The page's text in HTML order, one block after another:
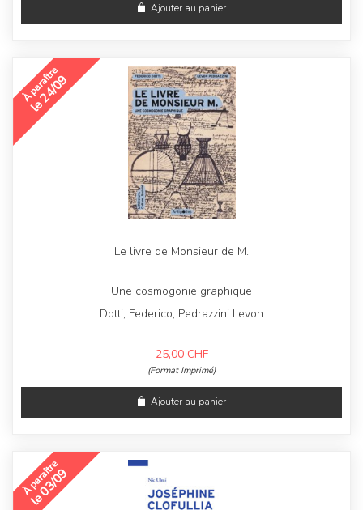
Ajouter au panier
À paraître
le 24/09
Le livre de Monsieur de M.
Une cosmogonie graphique
Dotti, Federico, Pedrazzini Levon
25,00 CHF
(Format Imprimé)
Ajouter au panier
À paraître
le 03/09